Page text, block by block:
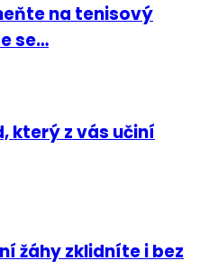
na tenisový
se…
který z vás učiní
žáhy zklidníte i bez